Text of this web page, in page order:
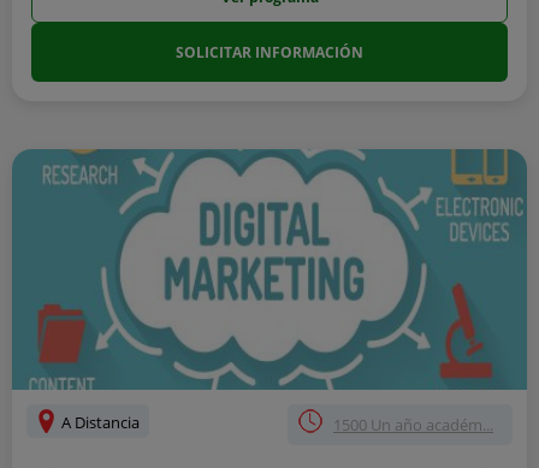
SOLICITAR INFORMACIÓN
A Distancia 1500 Un año académ...